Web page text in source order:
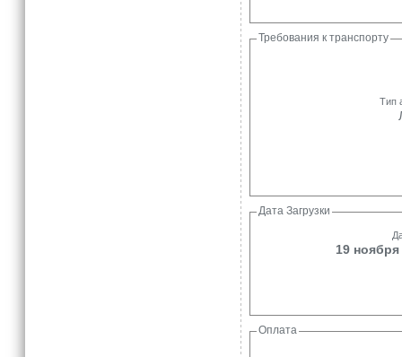
Требования к транспорту
Тип
Дата Загрузки
19
Оплата